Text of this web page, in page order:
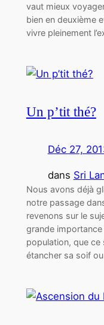
vaut mieux
bien en deuxième
vivre pleinement
Un p’tit thé?
Déc 27,
dans Sri
Nous avons déjà
notre passage
revenons sur le
grande
population, que ce
étancher sa soif